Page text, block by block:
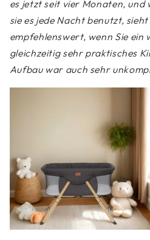
es jetzt seit vier Monaten, und
sie es jede Nacht benutzt,
empfehlenswert, wenn Sie ein
gleichzeitig sehr praktisches
Aufbau war auch sehr